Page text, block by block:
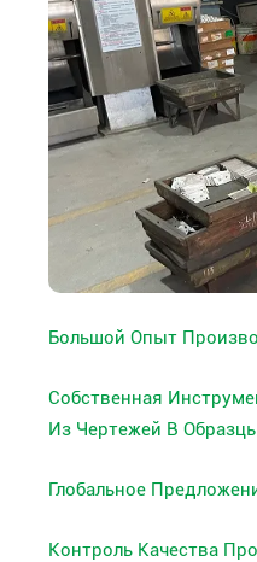
Большой Опыт
Собственная
Из Чертежей В
Глобальное
Контроль Качества